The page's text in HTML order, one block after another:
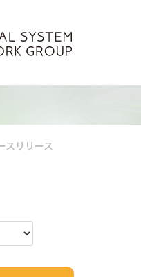
リリース
スリリース